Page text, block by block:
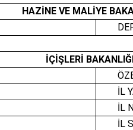
HAZİNE VE MALİYE
İÇİŞLERİ
İL
İL
İL